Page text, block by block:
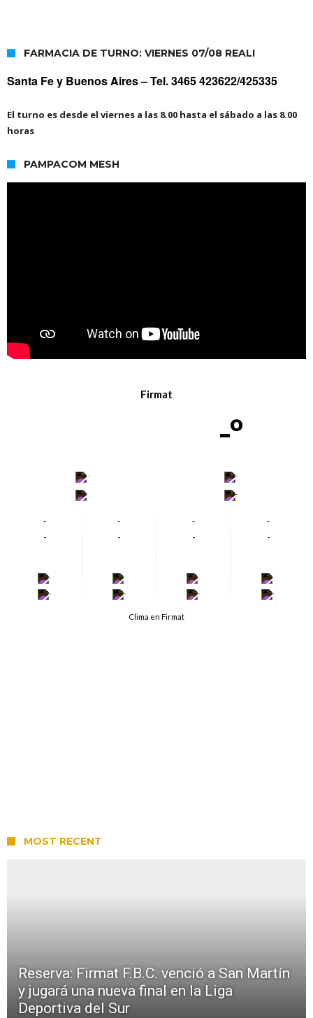
FARMACIA DE TURNO: VIERNES 07/08 REALI
Santa Fe y Buenos Aires –Tel. 3465 423622/425335
El turno es desde el viernes a las 8.00 hasta el sábado a las 8.00
horas
PAMPACOM MESH
Firmat
-º
-
-
-
-
-
-
-
-
-
-
-
-
-
-
-
-
-
-
-
-
Clima en Firmat
MOST RECENT
Reserva: Firmat F.B.C. venció a San Martín
y jugará una nueva final en la Liga
Deportiva del Sur